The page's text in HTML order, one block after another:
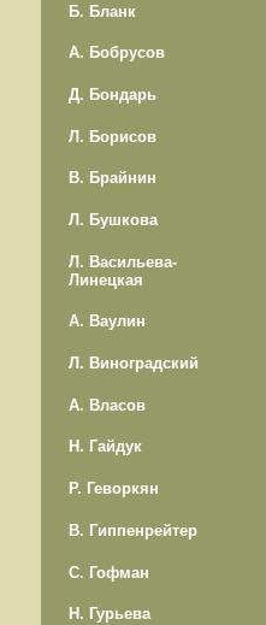
Б. Бланк
А. Бобрусов
Д. Бондарь
Л. Борисов
В. Брайнин
Л. Бушкова
Л. Васильева-
Линецкая
А. Ваулин
Л. Виноградский
А. Власов
Н. Гайдук
Р. Геворкян
В. Гиппенрейтер
С. Гофман
Н. Гурьева